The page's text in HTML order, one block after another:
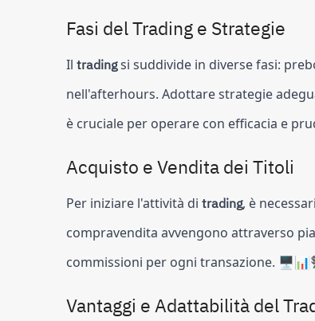
Fasi del Trading e Strategie
Il tradingsi suddivide in diverse fasi:
nell'afterhours. Adottare strategie
è cruciale per operare con efficacia e
Acquisto e Vendita dei Titoli
Per iniziare l'attività di trading, è
compravendita avvengono attraverso
commissioni per ogni transazione.
Vantaggi e Adattabilità del